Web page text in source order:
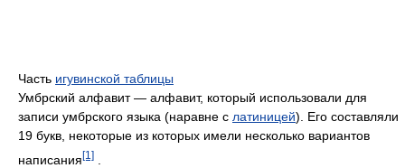
Часть игувинской таблицы
Умбрский алфавит — алфавит, который использовали для
записи умбрского языка (наравне с латиницей). Его составляли
19 букв, некоторые из которых имели несколько вариантов
написания[1]